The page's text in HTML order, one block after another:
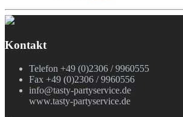
Kontakt
Telefon +49 (0)2306 / 9960555
Fax +49 (0)2306 / 9960556
info@tasty-partyservice.de
www.tasty-partyservice.de